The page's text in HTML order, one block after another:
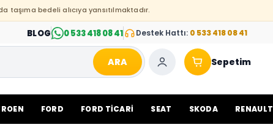
taşıma bedeli alıcıya yansıtılmaktadır.
BLOG 0 533 418 08 41 Destek Hattı: 0 533 418 08 41
ARA Sepetim
FORD FORD TİCARİ SEAT SKODA RENAULT